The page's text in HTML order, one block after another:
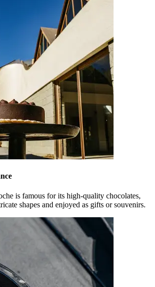
is famous for its high-quality chocolates,
shapes and enjoyed as gifts or souvenirs.